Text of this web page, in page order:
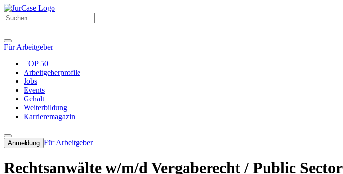
Für Arbeitgeber
TOP 50
Arbeitgeberprofile
Jobs
Events
Gehalt
Weiterbildung
Karrieremagazin
Anmeldung Für Arbeitgeber
Rechtsanwälte w/m/d Vergaberecht / Public Sector